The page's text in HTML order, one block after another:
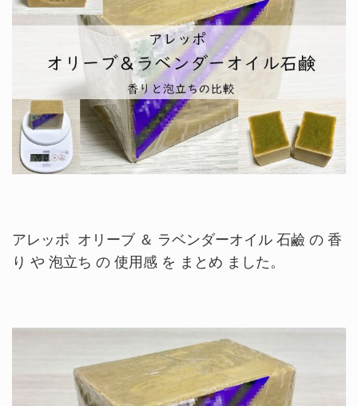
アレッポ オリーブ ＆ ラベンダーオイル 石鹼 の 香
り や 泡立ち の 使用感 を まとめ ました。